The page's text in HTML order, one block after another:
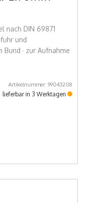
nach DIN 69871
und
· zur Aufnahme
Artikelnummer: 99043208
lieferbar in 3 Werktagen